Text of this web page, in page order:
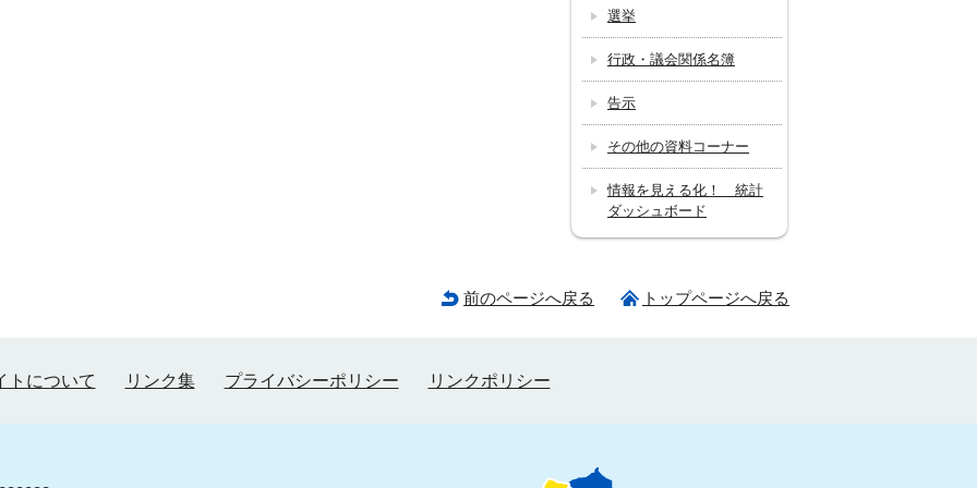
選挙
行政・議会関係名簿
告示
その他の資料コーナー
情報を見える化！ 統計
ダッシュボード
前のページへ戻る トップページへ戻る
トについて リンク集 プライバシーポリシー リンクポリシー